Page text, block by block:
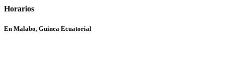
Horarios
En Malabo, Guinea Ecuatorial